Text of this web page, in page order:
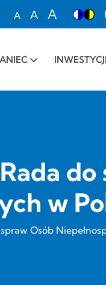
A
Set font size to 100%
A
A
w
Osób